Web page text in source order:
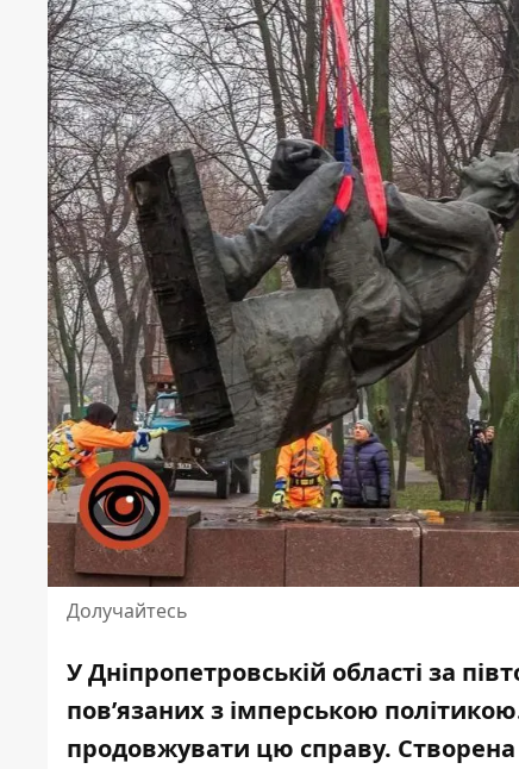
Долучайтесь
У Дніпропетровській області за
пов’язаних з імперською
продовжувати цю справу.